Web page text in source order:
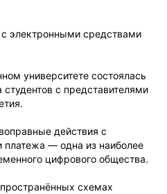
электронными средствами
университете состоялась
с представителями
действия с
— одна из наиболее
цифрового общества.
схемах